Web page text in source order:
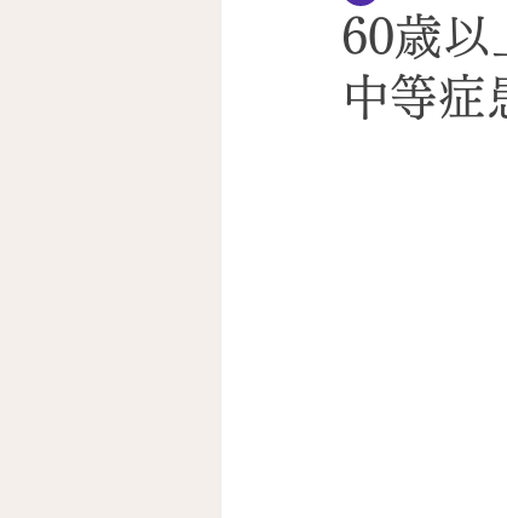
60歳以
中等症